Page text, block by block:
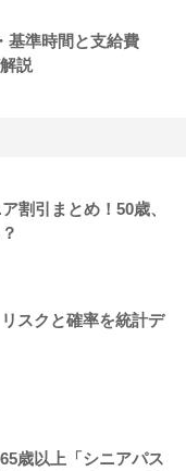
基準時間と支給費
説
割引まとめ！50歳、
スクと確率を統計デ
歳以上「シニアパス